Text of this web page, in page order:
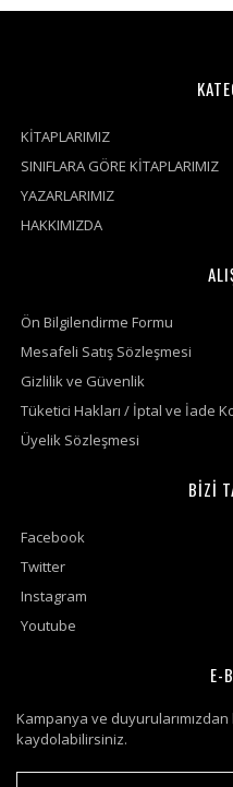
KİTAPLARIMIZ
SINIFLARA GÖRE KİTAPLARIMIZ
YAZARLARIMIZ
HAKKIMIZDA
Ön Bilgilendirme Formu
Mesafeli Satış Sözleşmesi
Gizlilik ve Güvenlik
Tüketici Hakları / İptal ve İade
Üyelik Sözleşmesi
BİZİ
Facebook
Twitter
Instagram
Youtube
E-
Kampanya ve
kaydolabilirsiniz.